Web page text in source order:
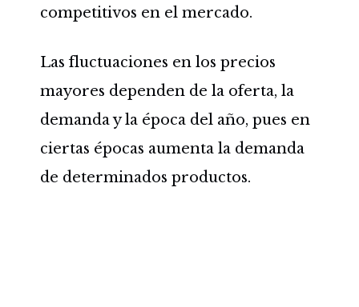
competitivos en el mercado.
Las fluctuaciones en los precios
mayores dependen de la oferta, la
demanda y la época del año, pues en
ciertas épocas aumenta la demanda
de determinados productos.